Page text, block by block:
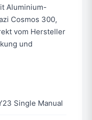
Aluminium-
Cosmos 300,
vom Hersteller
und
Single Manual